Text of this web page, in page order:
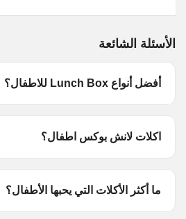
الأسئلة الشائعة
أفضل أنواع Lunch Box للاطفال؟
اكلات لانش بوكس اطفال؟
ما أكثر الأكلات التي يحبها الأطفال؟